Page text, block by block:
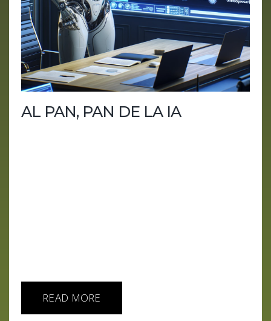
AL PAN, PAN DE LA IA
READ MORE